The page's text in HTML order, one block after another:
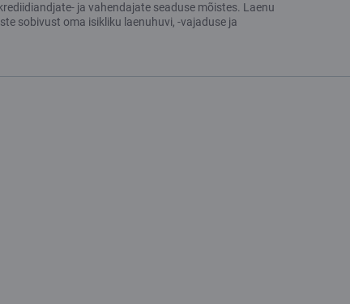
ja vahendajate seaduse mõistes. Laenu
sobivust oma isikliku laenuhuvi, -vajaduse ja